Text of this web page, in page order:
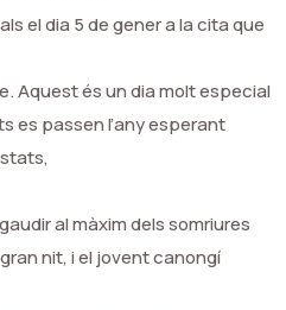
el dia 5 de gener a la cita que
Aquestés un dia molt especial
es passen l’any esperant
al màxim dels somriures
nit, i el jovent canongí